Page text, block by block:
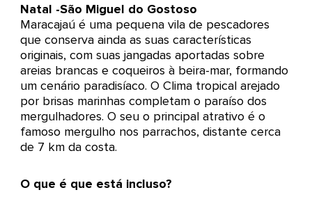
Natal -São Miguel do Gostoso
Maracajaú é uma pequena vila de pescadores
que conserva ainda as suas características
originais, com suas jangadas aportadas sobre
areias brancas e coqueiros à beira-mar, formando
um cenário paradisíaco. O Clima tropical arejado
por brisas marinhas completam o paraíso dos
mergulhadores. O seu o principal atrativo é o
famoso mergulho nos parrachos, distante cerca
de 7 km da costa.
O que é que está incluso?